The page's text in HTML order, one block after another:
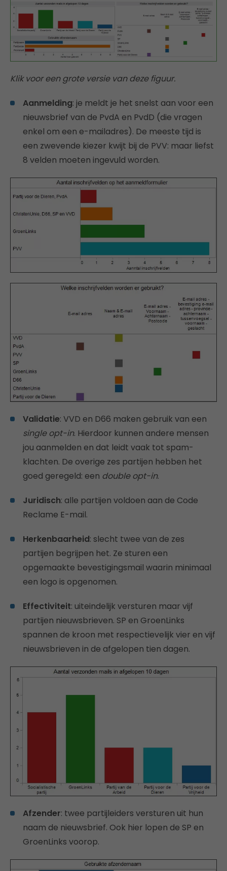
Klik voor een grote versie van deze figuur.
Aanmelding: je meldt je het snelst aan voor een
nieuwsbrief van de PvdA en PvdD (die vragen
enkel om een e-mailadres). De meeste tijd is
een zwevende kiezer kwijt bij de PVV: maar liefst
8 velden moeten ingevuld worden.
Validatie: VVD en D66 maken gebruik van een
single opt-in. Hierdoor kunnen andere mensen
jou aanmelden en dat leidt vaak tot spam-
klachten. De overige zes partijen hebben het
goed geregeld: een double opt-in.
Juridisch: alle partijen voldoen aan de Code
Reclame E-mail.
Herkenbaarheid: slecht twee van de zes
partijen begrijpen het. Ze sturen een
opgemaakte bevestigingsmail waarin minimaal
een logo is opgenomen.
Effectiviteit: uiteindelijk versturen maar vijf
partijen nieuwsbrieven. SP en GroenLinks
spannen de kroon met respectievelijk vier en vijf
nieuwsbrieven in de afgelopen tien dagen.
Afzender: twee partijleiders versturen uit hun
naam de nieuwsbrief. Ook hier lopen de SP en
GroenLinks voorop.